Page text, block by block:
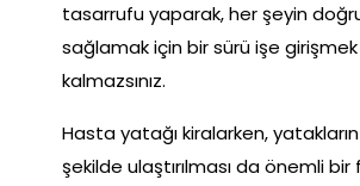
tasarrufu yaparak, her şeyin doğru
sağlamak için bir sürü işe
kalmazsınız.
Hasta yatağı kiralarken, yatakların
şekilde ulaştırılması da önemli